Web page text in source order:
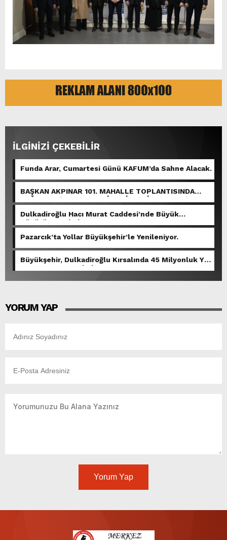
İLGİNİZİ ÇEKEBİLİR
Funda Arar, Cumartesi Günü KAFUM’da Sahne Alacak.
BAŞKAN AKPINAR 101. MAHALLE TOPLANTISINDA
BAĞLARBAŞI MAHALLESİ SAKİNLERİYLE BULUŞTU.
Dulkadiroğlu Hacı Murat Caddesi’nde Büyük
Dönüşüm Başladı.
Pazarcık’ta Yollar Büyükşehir’le Yenileniyor.
Büyükşehir, Dulkadiroğlu Kırsalında 45 Milyonluk Yol
Yatırımını Tamamladı.
YORUM YAP
Yorum Yap